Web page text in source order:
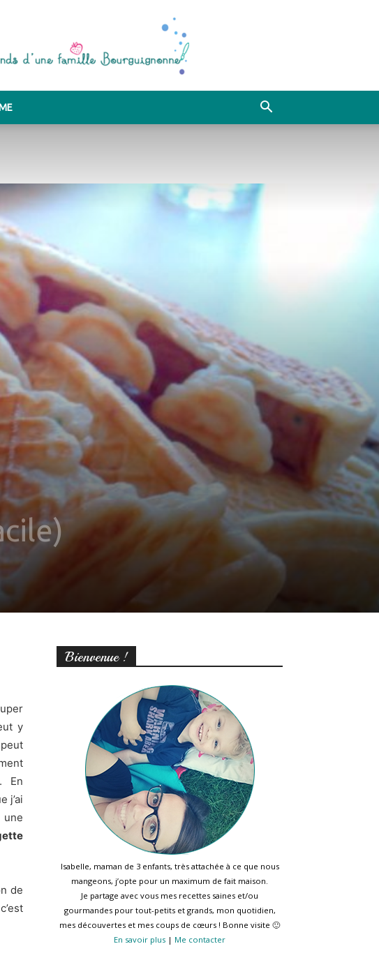
y
En
j’ai
de
Bienvenue !
Isabelle, maman de 3 enfants, très attachée à ce que nous
mangeons, j’opte pour un maximum de fait maison.
Je partage avec vous mes recettes saines et/ou
gourmandes pour tout-petits et grands, mon quotidien,
mes découvertes et mes coups de cœurs ! Bonne visite 🙂
En savoir plus | Me contacter